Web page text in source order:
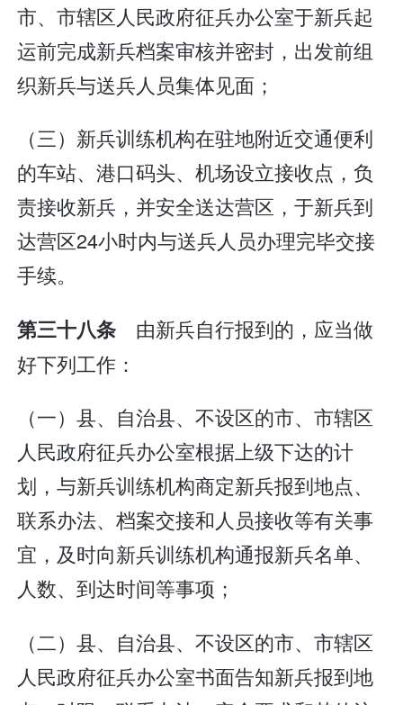
市、市辖区人民政府征兵办公室于新兵起
运前完成新兵档案审核并密封，出发前组
织新兵与送兵人员集体见面；
（三）新兵训练机构在驻地附近交通便利
的车站、港口码头、机场设立接收点，负
责接收新兵，并安全送达营区，于新兵到
达营区24小时内与送兵人员办理完毕交接
手续。
第三十八条 由新兵自行报到的，应当做
好下列工作：
（一）县、自治县、不设区的市、市辖区
人民政府征兵办公室根据上级下达的计
划，与新兵训练机构商定新兵报到地点、
联系办法、档案交接和人员接收等有关事
宜，及时向新兵训练机构通报新兵名单、
人数、到达时间等事项；
（二）县、自治县、不设区的市、市辖区
人民政府征兵办公室书面告知新兵报到地